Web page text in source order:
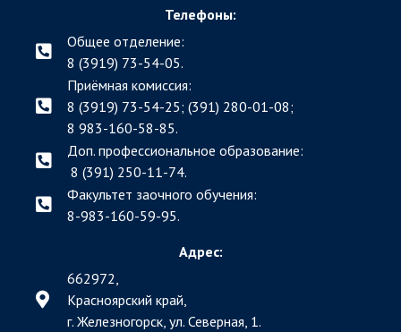
Телефоны:
Общее отделение:
8 (3919) 73-54-05.
Приёмная комиссия:
8 (3919) 73-54-25; (391) 280-01-08;
8 983-160-58-85.
Доп. профессиональное образование:
8 (391) 250-11-74.
Факультет заочного обучения:
8-983-160-59-95.
Адрес:
662972,
Красноярский край,
г. Железногорск, ул. Северная, 1.